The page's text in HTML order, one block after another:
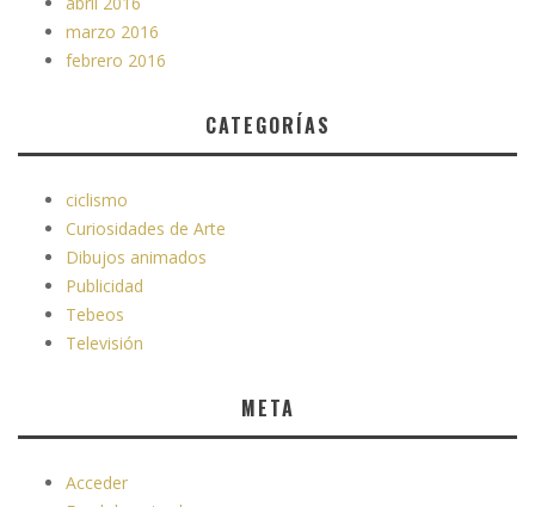
marzo 2016
febrero 2016
CATEGORÍAS
ciclismo
Curiosidades de Arte
Dibujos animados
Publicidad
Tebeos
Televisión
META
Acceder